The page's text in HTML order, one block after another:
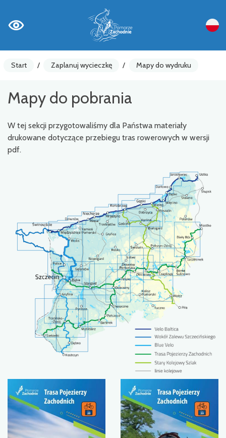
Start / Zaplanuj wycieczkę / Mapy do wydruku
Mapy do pobrania
W tej sekcji przygotowaliśmy dla Państwa materiały
drukowane dotyczące przebiegu tras rowerowych w wersji
pdf.